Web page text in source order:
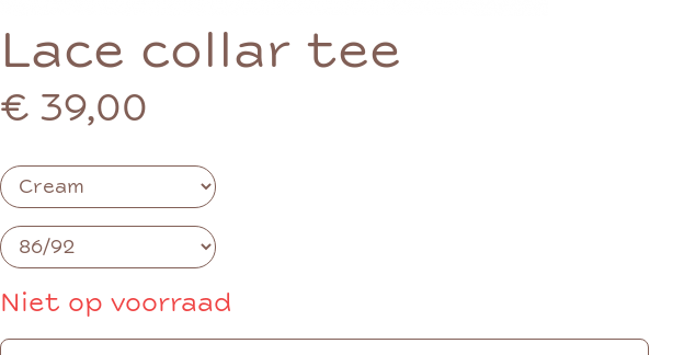
Lace collar tee
€ 39,00
Niet op voorraad